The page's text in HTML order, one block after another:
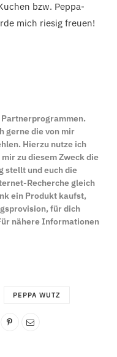
bzw. Peppa-
mich riesig freuen!
gerne die von mir
Hierzu nutze ich
zu diesem Zweck die
stellt und euch die
Recherche gleich
ein Produkt kaufst,
für dich
nähere Informationen
PEPPA WUTZ